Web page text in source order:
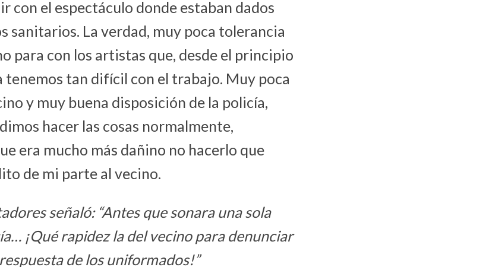
con el espectáculo donde estaban dados
sanitarios. La verdad, muy poca tolerancia
para con los artistas que, desde el principio
tenemos tan difícil con el trabajo. Muy poca
y muy buena disposición de la policía,
hacer las cosas normalmente,
era mucho más dañino no hacerlo que
de mi parte al vecino.
señaló: “Antes que sonara una sola
¡Qué rapidez la del vecino para denunciar
de los uniformados!”